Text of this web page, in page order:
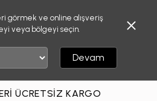
görmek ve online alışveriş
veya bölgeyi seçin.
Devam
ÜCRETSIZ KARGO